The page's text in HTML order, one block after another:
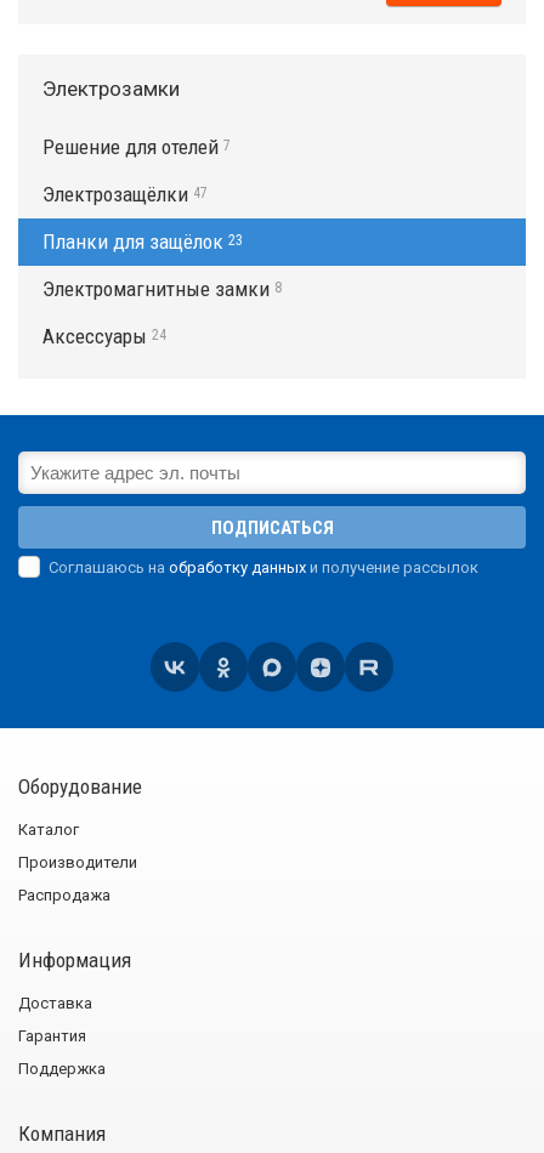
Электрозамки
Решение для отелей 7
Электрозащёлки 47
Планки для защёлок 23
Электромагнитные замки 8
Аксессуары 24
ПОДПИСАТЬСЯ
Соглашаюсь на обработку данных и получение рассылок
Оборудование
Каталог
Производители
Распродажа
Информация
Доставка
Гарантия
Поддержка
Компания